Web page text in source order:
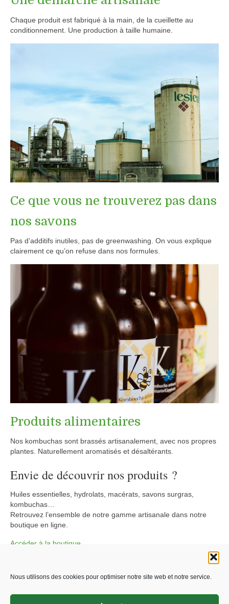
Nous utilisons des cookies pour optimiser notre site web et notre service.
Chaque produit est fabriqué à la main, de la cueillette au
conditionnement. Une production à taille humaine.
Ce que vous ne trouverez pas dans
nos savons
Pas d’additifs inutiles, pas de greenwashing. On vous explique
clairement ce qu’on refuse dans nos formules.
Produits alimentaires
Nos kombuchas sont brassés artisanalement, avec nos propres
plantes. Naturellement aromatisés et désaltérants.
Envie de découvrir nos produits ?
Huiles essentielles, hydrolats, macérats, savons surgras,
kombuchas…
Retrouvez l’ensemble de notre gamme artisanale dans notre
boutique en ligne.
Accéder à la boutique